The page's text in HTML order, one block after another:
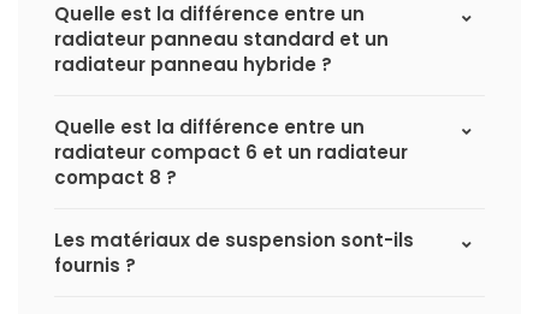
Quelle est la différence entre un
radiateur panneau standard et un
radiateur panneau hybride ?
Quelle est la différence entre un
radiateur compact 6 et un radiateur
compact 8 ?
Les matériaux de suspension sont-ils
fournis ?